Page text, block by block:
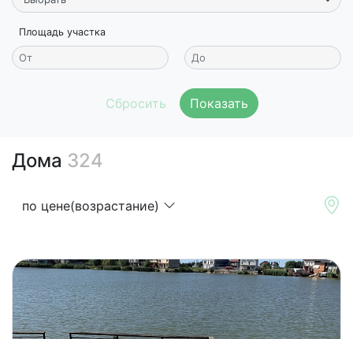
Площадь участка
Показать
Дома 324
по цене(возрастание)